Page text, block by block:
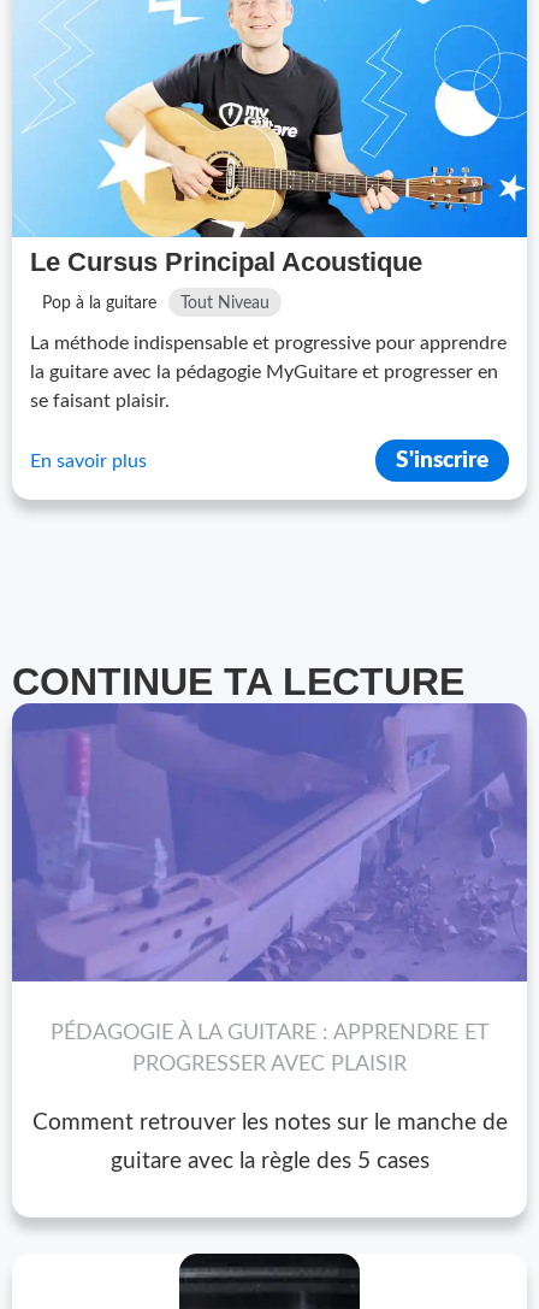
Le Cursus Principal Acoustique
Pop à la guitare Tout Niveau
La méthode indispensable et progressive pour apprendre
la guitare avec la pédagogie MyGuitare et progresser en
se faisant plaisir.
En savoir plus S'inscrire
CONTINUE TA LECTURE
PÉDAGOGIE À LA GUITARE : APPRENDRE ET
PROGRESSER AVEC PLAISIR
Comment retrouver les notes sur le manche de
guitare avec la règle des 5 cases